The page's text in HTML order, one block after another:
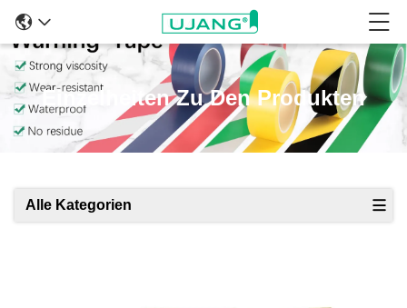
Einzelheiten Zu Den Produkten
Alle Kategorien